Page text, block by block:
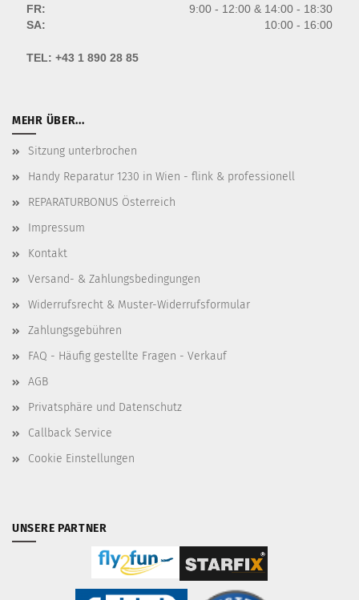
FR:
9:00 - 12:00 & 14:00 - 18:30
SA:
10:00 - 16:00
TEL: +43 1 890 28 85
MEHR ÜBER...
Sitzung unterbrochen
Handy Reparatur 1230 in Wien - flink & professionell
REPARATURBONUS Österreich
Impressum
Kontakt
Versand- & Zahlungsbedingungen
Widerrufsrecht & Muster-Widerrufsformular
Zahlungsgebühren
FAQ - Häufig gestellte Fragen - Verkauf
AGB
Privatsphäre und Datenschutz
Callback Service
Cookie Einstellungen
UNSERE PARTNER